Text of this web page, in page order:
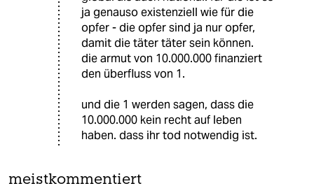
ja genauso existenziell wie für die
opfer - die opfer sind ja nur opfer,
damit die täter täter sein können.
die armut von 10.000.000 finanziert
den überfluss von 1.
und die 1 werden sagen, dass die
10.000.000 kein recht auf leben
haben. dass ihr tod notwendig ist.
meistkommentiert